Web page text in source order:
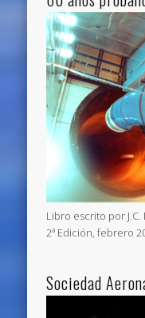
Libro escrito por
2ª Edición, febrero
Sociedad